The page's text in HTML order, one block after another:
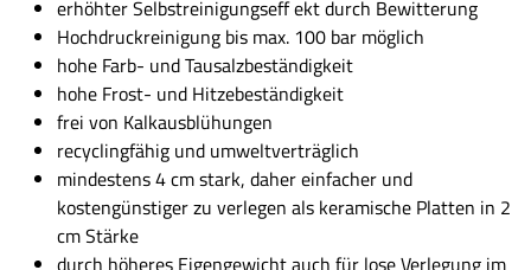
erhöhter Selbstreinigungseff ekt durch Bewitterung
Hochdruckreinigung bis max. 100 bar möglich
hohe Farb- und Tausalzbeständigkeit
hohe Frost- und Hitzebeständigkeit
frei von Kalkausblühungen
recyclingfähig und umweltverträglich
mindestens 4 cm stark, daher einfacher und
kostengünstiger zu verlegen als keramische Platten in 2
cm Stärke